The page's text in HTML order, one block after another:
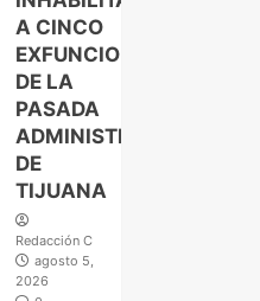
A CINCO
EXFUNCIONARIOS
DE LA
PASADA
ADMINISTRACIÓN
DE
TIJUANA
Redacción C
agosto 5,
2026